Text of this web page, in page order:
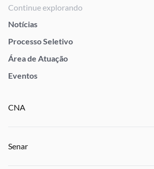
Continue explorando
Notícias
Processo Seletivo
Área de Atuação
Eventos
CNA
Senar